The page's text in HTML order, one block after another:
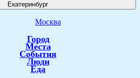
Екатеринбург
Москва
Город
Места
События
Люди
Еда